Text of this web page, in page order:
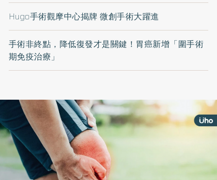
Hugo手術觀摩中心揭牌 微創手術大躍進
手術非終點，降低復發才是關鍵！胃癌新增「圍手術
期免疫治療」